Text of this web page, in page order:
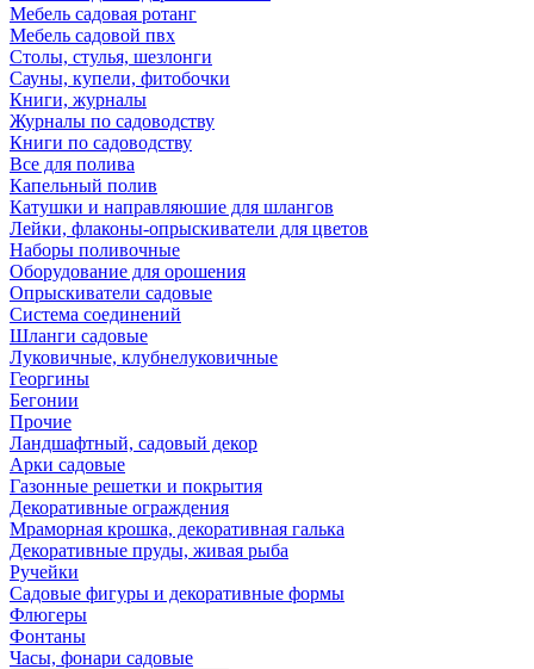
Мебель садовая ротанг
Мебель садовой пвх
Столы, стулья, шезлонги
Сауны, купели, фитобочки
Книги, журналы
Журналы по садоводству
Книги по садоводству
Все для полива
Капельный полив
Катушки и направляюшие для шлангов
Лейки, флаконы-опрыскиватели для цветов
Наборы поливочные
Оборудование для орошения
Опрыскиватели садовые
Система соединений
Шланги садовые
Луковичные, клубнелуковичные
Георгины
Бегонии
Прочие
Ландшафтный, садовый декор
Арки садовые
Газонные решетки и покрытия
Декоративные ограждения
Мраморная крошка, декоративная галька
Декоративные пруды, живая рыба
Ручейки
Садовые фигуры и декоративные формы
Флюгеры
Фонтаны
Часы, фонари садовые